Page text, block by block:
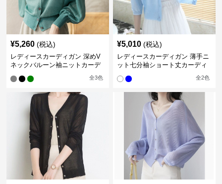
¥5,260 (税込)
レディースカーディガン 深めV
ネックバルーン袖ニットカーデ
全3色
¥5,010 (税込)
レディースカーディガン 薄手ニ
ット七分袖ショート丈カーディ
全2色